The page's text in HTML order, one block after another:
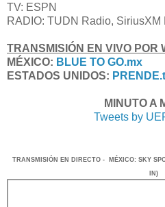
TV: ESPN
RADIO: TUDN Radio, SiriusXM
TRANSMISIÓN EN VIVO POR
MÉXICO: BLUE TO GO.mx
ESTADOS UNIDOS:
MINUTO A
Tweets by
TRANSMISIÓN EN DIRECTO - MÉXICO: SKY
IN)